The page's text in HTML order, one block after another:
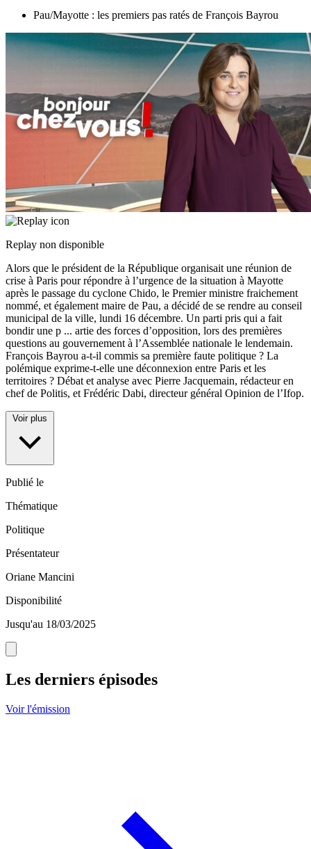
Pau/Mayotte : les premiers pas ratés de François Bayrou
Replay non disponible
Alors que le président de la République organisait une réunion de
crise à Paris pour répondre à l’urgence de la situation à Mayotte
après le passage du cyclone Chido, le Premier ministre fraichement
nommé, et également maire de Pau, a décidé de se rendre au conseil
municipal de la ville, lundi 16 décembre. Un parti pris qui a fait
bondir une p ... artie des forces d’opposition, lors des premières
questions au gouvernement à l’Assemblée nationale le lendemain.
François Bayrou a-t-il commis sa première faute politique ? La
polémique exprime-t-elle une déconnexion entre Paris et les
territoires ? Débat et analyse avec Pierre Jacquemain, rédacteur en
chef de Politis, et Frédéric Dabi, directeur général Opinion de l’Ifop.
Voir plus
Publié le
Thématique
Politique
Présentateur
Oriane Mancini
Disponibilité
Jusqu'au 18/03/2025
Les derniers épisodes
Voir l'émission